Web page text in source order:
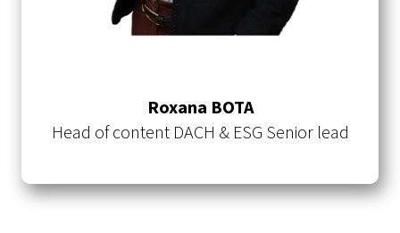
Roxana BOTA
Head of content DACH & ESG Senior lead